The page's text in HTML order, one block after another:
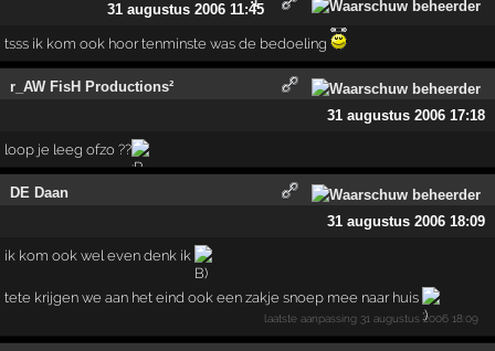
31 augustus 2006 11:45
tsss ik kom ook hoor tenminste was de bedoeling
r_AW FisH Productions²
31 augustus 2006 17:18
loop je leeg ofzo ??
DE Daan
31 augustus 2006 18:09
ik kom ook wel even denk ik
tete krijgen we aan het eind ook een zakje snoep mee naar huis
laatste aanpassing 31 augustus 2006 18:09